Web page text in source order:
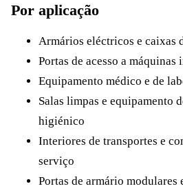
Por aplicação
Armários eléctricos e caixas
Portas de acesso a máquinas
Equipamento médico e de
Salas limpas e equipamento
higiénico
Interiores de transportes e
serviço
Portas de armário modulares